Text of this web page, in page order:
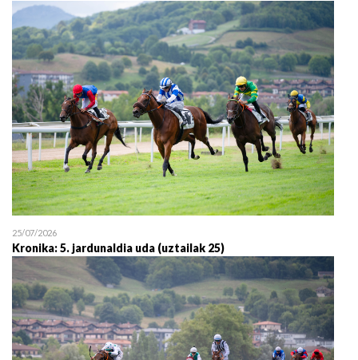
25/07/2026
Kronika: 5. jardunaldia uda (uztailak 25)